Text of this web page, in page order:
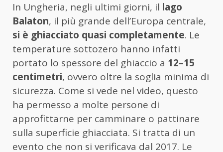
In Ungheria, negli ultimi giorni, il lago
Balaton, il più grande dell’Europa centrale,
si è ghiacciato quasi completamente. Le
temperature sottozero hanno infatti
portato lo spessore del ghiaccio a 12–15
centimetri, ovvero oltre la soglia minima di
sicurezza. Come si vede nel video, questo
ha permesso a molte persone di
approfittarne per camminare o pattinare
sulla superficie ghiacciata. Si tratta di un
evento che non si verificava dal 2017. Le